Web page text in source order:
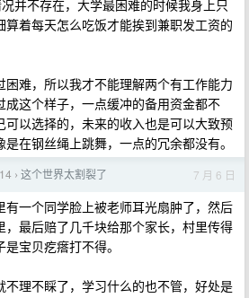
并不存在，大学最困难的时候我身上只
着每天怎么吃饭才能挨到兼职发工资的
困难，所以我才不能理解两个有工作能力
成这个样子，一点缓冲的备用资金都不
可以选择的，未来的收入也是可以大致预
在钢丝绳上跳舞，一点的冗余都没有。
› 这个世界太割裂了 7 月 6 日
一个同学脸上被老师耳光扇肿了，然后
，最后赔了几千块给那个家长，村里传得
宝贝疙瘩打不得。
不理不睬了，学习什么的也不管，好处是